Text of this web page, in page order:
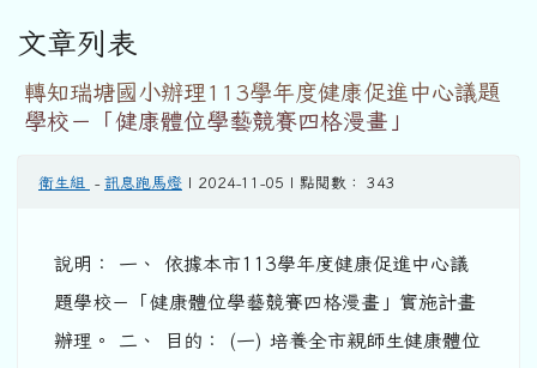
文章列表
轉知瑞塘國小辦理113學年度健康促進中心議題
學校－「健康體位學藝競賽四格漫畫」
衛生組 - 訊息跑馬燈 | 2024-11-05 | 點閱數： 343
說明： 一、 依據本市113學年度健康促進中心議
題學校－「健康體位學藝競賽四格漫畫」實施計畫
辦理。 二、 目的： (一) 培養全市親師生健康體位